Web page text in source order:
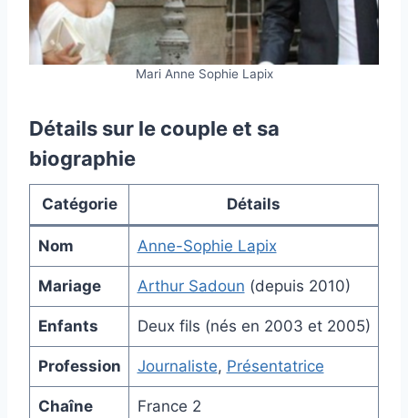
Mari Anne Sophie Lapix
Détails sur le couple et sa
biographie
Catégorie Détails
Nom Anne-Sophie Lapix
Mariage Arthur Sadoun (depuis 2010)
Enfants Deux fils (nés en 2003 et 2005)
Profession Journaliste, Présentatrice
Chaîne France 2